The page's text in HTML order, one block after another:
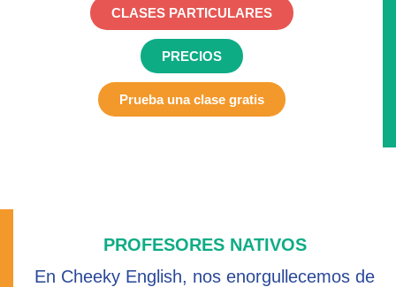
CLASES PARTICULARES
PRECIOS
Prueba una clase gratis
PROFESORES NATIVOS
En Cheeky English, nos enorgullecemos de